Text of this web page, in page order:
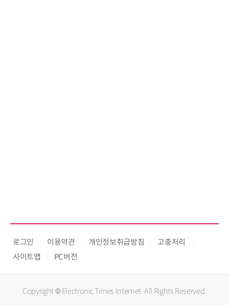
로그인 이용약관 개인정보취급방침
고충처리
사이트맵
PC버전
Copyright © Electronic Times Internet. All Rights Reserved.